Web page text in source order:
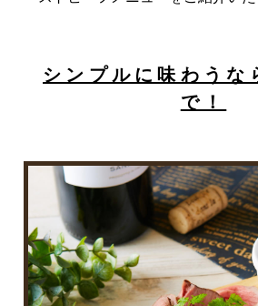
シンプルに味わうな
で！